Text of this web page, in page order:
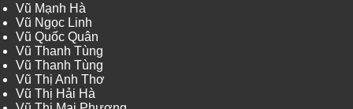
Vũ Mạnh Hà
Vũ Ngọc Linh
Vũ Quốc Quân
Vũ Thanh Tùng
Vũ Thanh Tùng
Vũ Thị Anh Thơ
Vũ Thị Hải Hà